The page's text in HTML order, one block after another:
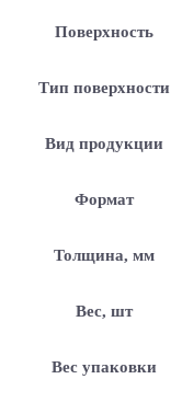
Поверхность
Тип поверхности
Вид продукции
Формат
Толщина, мм
Вес, шт
Вес упаковки